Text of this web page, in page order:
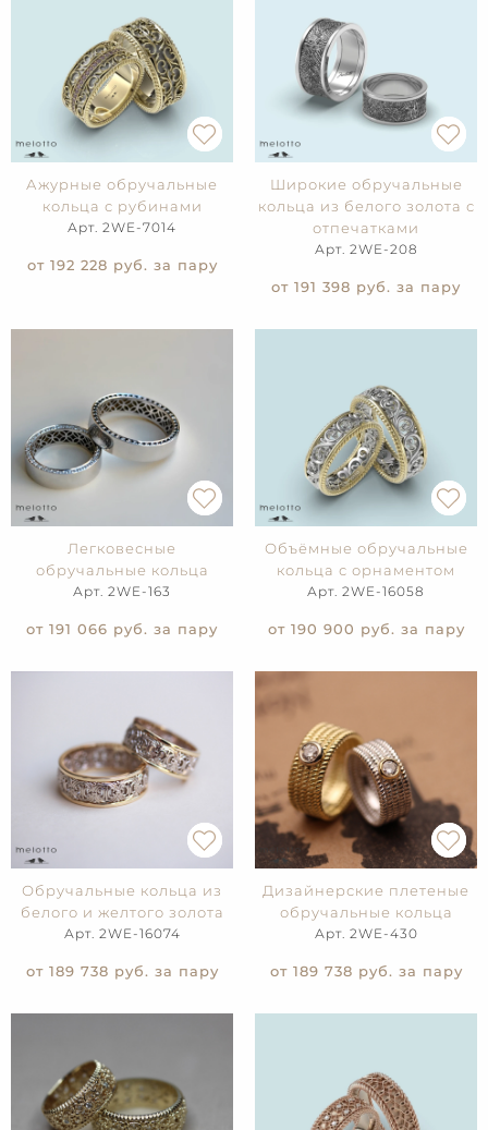
Ажурные обручальные
кольца с рубинами
Арт. 2WE-7014
от 192 228 руб. за пару
Широкие обручальные
кольца из белого золота с
отпечатками
Арт. 2WE-208
от 191 398 руб. за пару
Легковесные
обручальные кольца
Арт. 2WE-163
от 191 066 руб. за пару
Объёмные обручальные
кольца с орнаментом
Арт. 2WE-16058
от 190 900 руб. за пару
Обручальные кольца из
белого и желтого золота
Арт. 2WE-16074
от 189 738 руб. за пару
Дизайнерские плетеные
обручальные кольца
Арт. 2WE-430
от 189 738 руб. за пару